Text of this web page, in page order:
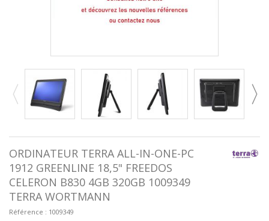
ORDINATEUR TERRA ALL-IN-ONE-PC
1912 GREENLINE 18,5" FREEDOS
CELERON B830 4GB 320GB 1009349
TERRA WORTMANN
Référence : 1009349